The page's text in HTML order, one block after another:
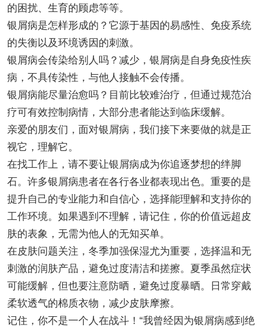
的困扰、生育的顾虑等等。
银屑病是怎样形成的？它源于基因的易感性、免疫系统
的失衡以及环境诱因的刺激。
银屑病会传染给别人吗？减少，银屑病是自身免疫性疾
病，不具传染性，与他人接触不会传播。
银屑病能尽量治愈吗？目前比较难治疗，但通过规范治
疗可有效控制病情，大部分患者能达到临床缓解。
亲爱的朋友们，面对银屑病，我们接下来要做的就是正
视它，理解它。
在找工作上，请不要让银屑病成为你追逐梦想的绊脚
石。许多银屑病患者在各行各业都表现出色。重要的是
提升自己的专业能力和自信心，选择能理解和支持你的
工作环境。如果遇到不理解，请记住，你的价值远超皮
肤的表象，无需为他人的无知买单。
在皮肤问题关注，冬季加强保湿尤为重要，选择温和无
刺激的润肤产品，避免过度清洁和搓擦。夏季虽然症状
可能缓解，但也要注意防晒，避免过度暴晒。日常穿戴
柔软透气的棉质衣物，减少皮肤摩擦。
记住，你不是一个人在战斗！“我曾经因为银屑病感到绝